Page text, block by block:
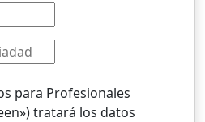
para Profesionales
tratará los datos